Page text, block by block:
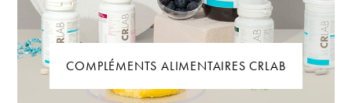
COMPLÉMENTS ALIMENTAIRES CRLAB